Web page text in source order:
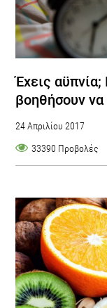
Έχεις
βοηθήσουν να
24 Απριλίου 2017
33390 Προβολές